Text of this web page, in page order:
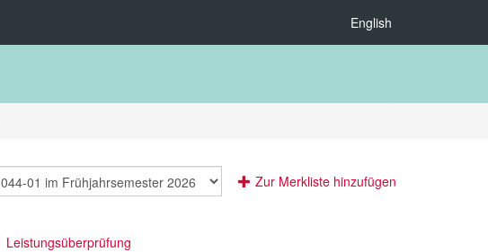
English
Zur Merkliste hinzufügen
Leistungsüberprüfung